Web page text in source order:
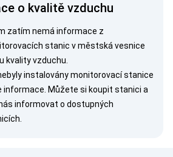
o kvalitě vzduchu
zatím nemá informace z
stanic v městská vesnice
kvality vzduchu.
instalovány monitorovací stanice
informace. Můžete si koupit stanici a
informovat o dostupných